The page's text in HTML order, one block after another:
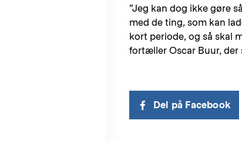
”Jeg kan dog ikke gøre
med de ting, som kan
kort periode, og så skal
fortæller Oscar Buur,
Del på Facebook